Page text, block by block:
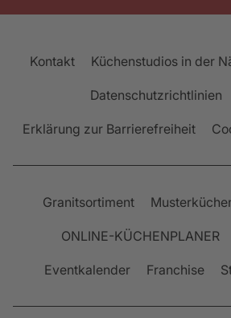
Kontakt Küchenstudios in der
Datenschutzrichtlinien
Erklärung zur Barrierefreiheit
Granitsortiment
ONLINE-KÜCHENPLANER
Eventkalender Franchise